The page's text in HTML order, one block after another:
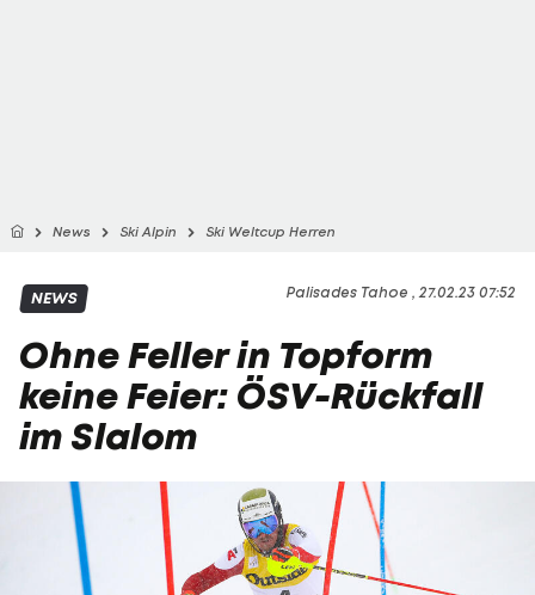
News Ski Alpin Ski Weltcup Herren
Palisades Tahoe , 27.02.23 07:52
NEWS
Ohne Feller in Topform
keine Feier: ÖSV-Rückfall
im Slalom